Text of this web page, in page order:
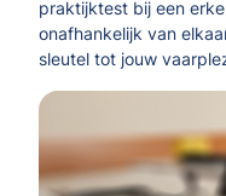
praktijktest bij een
onafhankelijk van
sleutel tot jouw